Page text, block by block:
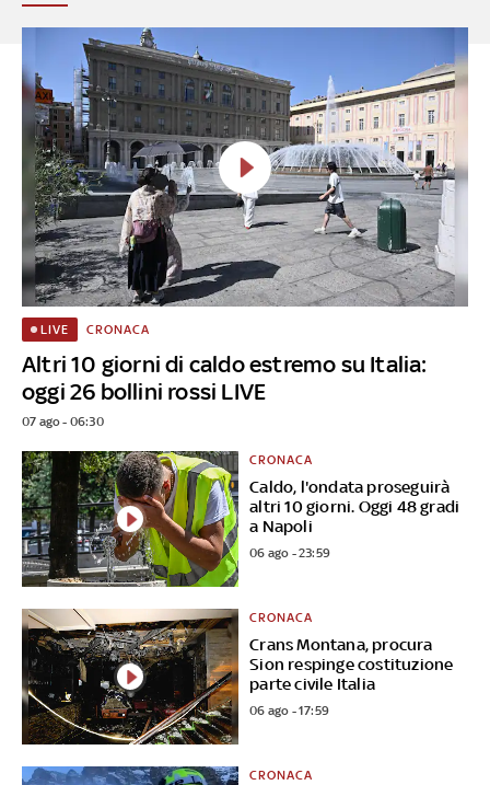
Altri 10 giorni di caldo estremo su Italia:
oggi 26 bollini rossi LIVE
LIVE CRONACA
07 ago - 06:30
Caldo, l'ondata proseguirà
altri 10 giorni. Oggi 48 gradi
a Napoli
CRONACA
06 ago - 23:59
Crans Montana, procura
Sion respinge costituzione
parte civile Italia
CRONACA
06 ago - 17:59
CRONACA